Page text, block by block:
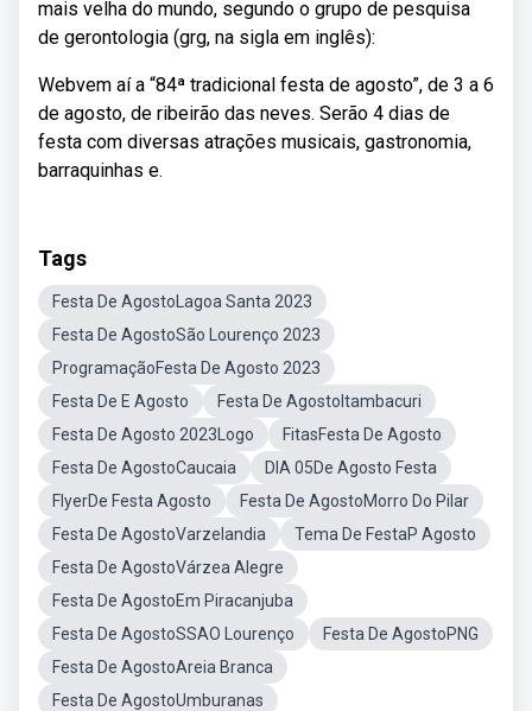
mais velha do mundo, segundo o grupo de pesquisa
de gerontologia (grg, na sigla em inglês):
Webvem aí a “84ª tradicional festa de agosto”, de 3 a 6
de agosto, de ribeirão das neves. Serão 4 dias de
festa com diversas atrações musicais, gastronomia,
barraquinhas e.
Tags
Festa De AgostoLagoa Santa 2023
Festa De AgostoSão Lourenço 2023
ProgramaçãoFesta De Agosto 2023
Festa De E Agosto
Festa De AgostoItambacuri
Festa De Agosto 2023Logo
FitasFesta De Agosto
Festa De AgostoCaucaia
DIA 05De Agosto Festa
FlyerDe Festa Agosto
Festa De AgostoMorro Do Pilar
Festa De AgostoVarzelandia
Tema De FestaP Agosto
Festa De AgostoVárzea Alegre
Festa De AgostoEm Piracanjuba
Festa De AgostoSSAO Lourenço
Festa De AgostoPNG
Festa De AgostoAreia Branca
Festa De AgostoUmburanas